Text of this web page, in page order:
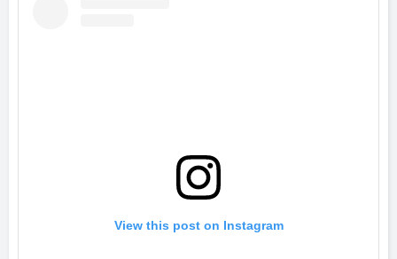
View this post on Instagram